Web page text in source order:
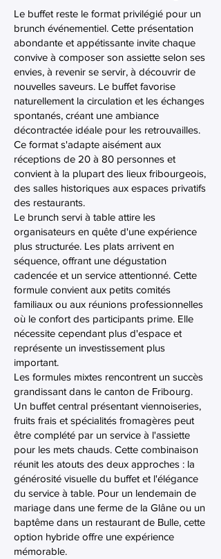
Le buffet reste le format privilégié pour un
brunch événementiel. Cette présentation
abondante et appétissante invite chaque
convive à composer son assiette selon ses
envies, à revenir se servir, à découvrir de
nouvelles saveurs. Le buffet favorise
naturellement la circulation et les échanges
spontanés, créant une ambiance
décontractée idéale pour les retrouvailles.
Ce format s'adapte aisément aux
réceptions de 20 à 80 personnes et
convient à la plupart des lieux fribourgeois,
des salles historiques aux espaces privatifs
des restaurants.
Le brunch servi à table attire les
organisateurs en quête d'une expérience
plus structurée. Les plats arrivent en
séquence, offrant une dégustation
cadencée et un service attentionné. Cette
formule convient aux petits comités
familiaux ou aux réunions professionnelles
où le confort des participants prime. Elle
nécessite cependant plus d'espace et
représente un investissement plus
important.
Les formules mixtes rencontrent un succès
grandissant dans le canton de Fribourg.
Un buffet central présentant viennoiseries,
fruits frais et spécialités fromagères peut
être complété par un service à l'assiette
pour les mets chauds. Cette combinaison
réunit les atouts des deux approches : la
générosité visuelle du buffet et l'élégance
du service à table. Pour un lendemain de
mariage dans une ferme de la Glâne ou un
baptême dans un restaurant de Bulle, cette
option hybride offre une expérience
mémorable.